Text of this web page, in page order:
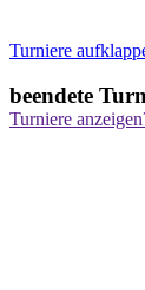
Turniere
beendete
Turniere